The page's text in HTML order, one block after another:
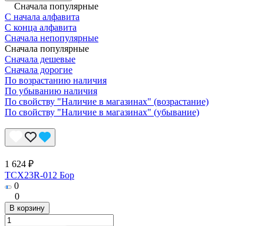
Сначала популярные
С начала алфавита
С конца алфавита
Сначала непопулярные
Сначала популярные
Сначала дешевые
Сначала дорогие
По возрастанию наличия
По убыванию наличия
По свойству "Наличие в магазинах" (возрастание)
По свойству "Наличие в магазинах" (убывание)
1 624 ₽
TCX23R-012 Бор
0
0
В корзину